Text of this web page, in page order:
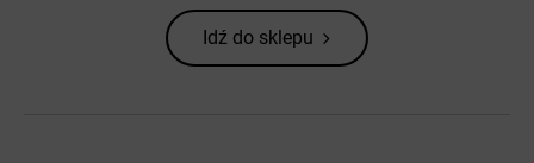
Idź do sklepu